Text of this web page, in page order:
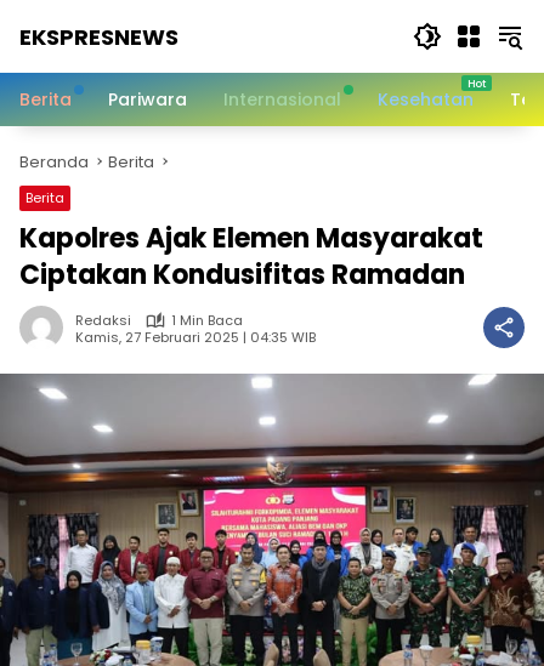
EKSPRESNEWS
Dalam
Berita Pariwara Internasional Kesehatan
Beranda Berita
Berita
Kapolres Ajak Elemen Masyarakat
Ciptakan Kondusifitas Ramadan
Redaksi
1 Min Baca
Kamis, 27 Februari 2025 | 04:35 WIB